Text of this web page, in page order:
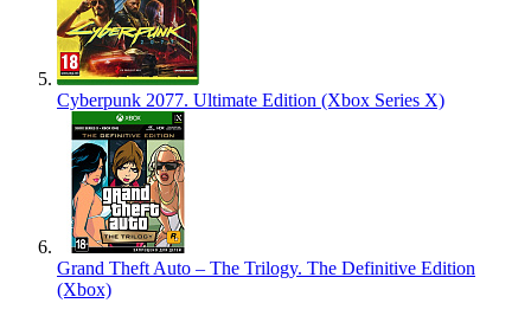
Cyberpunk 2077. Ultimate Edition (Xbox Series X)
Grand Theft Auto – The Trilogy. The Definitive Edition
(Xbox)